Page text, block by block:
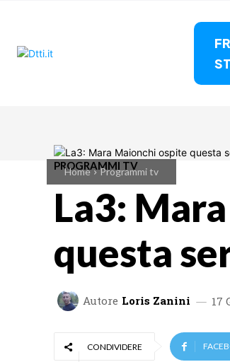
Home Programmi tv
PROGRAMMI TV
La3:
questa
Autore Loris Zanini 17
CONDIVIDERE